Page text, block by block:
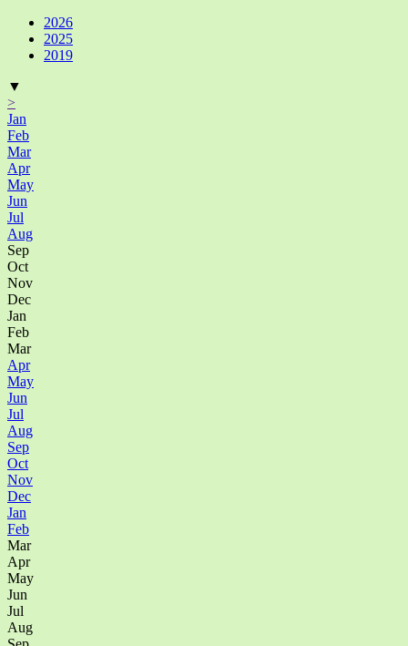
2026
2025
2019
▼
>
Jan
Feb
Mar
Apr
May
Jun
Jul
Aug
Sep
Oct
Nov
Dec
Jan
Feb
Mar
Apr
May
Jun
Jul
Aug
Sep
Oct
Nov
Dec
Jan
Feb
Mar
Apr
May
Jun
Jul
Aug